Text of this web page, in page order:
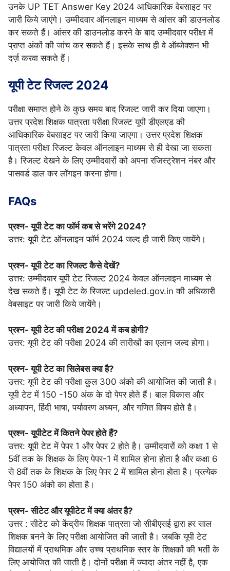
उनके UP TET Answer Key 2024 आधिकारिक वेबसाइट पर
जारी किये जाएंगे। उम्मीदवार ऑनलाइन माध्यम से आंसर की डाउनलोड
कर सकते हैं। आंसर की डाउनलोड करने के बाद उम्मीदवार परीक्षा में
प्राप्त अंकों की जांच कर सकते हैं। इसके साथ ही वे ऑब्जेक्शन भी
दर्ज़ करवा सकते हैं।
यूपी टेट रिजल्ट 2024
परीक्षा समाप्त होने के कुछ समय बाद रिजल्ट जारी कर दिया जाएगा।
उत्तर प्रदेश शिक्षक पात्रता परीक्षा रिजल्ट यूपी डीएलएड की
आधिकारिक वेबसाइट पर जारी किया जाएगा। उत्तर प्रदेश शिक्षक
पात्रता परीक्षा रिजल्ट केवल ऑनलाइन माध्यम से ही देखा जा सकता
है। रिजल्ट देखने के लिए उम्मीदवारों को अपना रजिस्ट्रेशन नंबर और
पासवर्ड डाल कर लॉगइन करना होगा।
FAQs
प्रश्न- यूपी टेट का फॉर्म कब से भरेंगे 2024?
उत्तर: यूपी टेट ऑनलाइन फॉर्म 2024 जल्द ही जारी किए जायेंगे।
प्रश्न- यूपी टेट का रिजल्ट कैसे देखें?
उत्तर: उम्मीदवार यूपी टेट रिजल्ट 2024 केवल ऑनलाइन माध्यम से
देख सकते हैं। यूपी टेट के रिजल्ट updeled.gov.in की अधिकारी
वेबसाइट पर जारी किये जायेंगे।
प्रश्न- यूपी टेट की परीक्षा 2024 में कब होगी?
उत्तर: यूपी टेट की परीक्षा 2024 की तारीखों का एलान जल्द होगा।
प्रश्न- यूपी टेट का सिलेबस क्या है?
उत्तर: यूपी टेट की परीक्षा कुल 300 अंको की आयोजित की जाती है।
यूपी टेट में 150 -150 अंक के दो पेपर होते हैं। बाल विकास और
अध्यापन, हिंदी भाषा, पर्यावरण अध्यन, और गणित विषय होते है।
प्रश्न- यूपीटेट में कितने पेपर होते हैं?
उत्तर: यूपी टेट में पेपर 1 और पेपर 2 होते है। उम्मीदवारों को कक्षा 1 से
5वीं तक के शिक्षक के लिए पेपर-1 में शामिल होना होता है और कक्षा 6
से 8वीं तक के शिक्षक के लिए पेपर 2 में शामिल होना होता है। प्रत्येक
पेपर 150 अंको का होता है।
प्रश्न- सीटेट और यूपीटेट में क्या अंतर है?
उत्तर : सीटेट को केंद्रीय शिक्षक पात्रता जो सीबीएसई द्वारा हर साल
शिक्षक बनने के लिए परीक्षा आयोजित की जाती है। जबकि यूपी टेट
विद्यालयों में प्राथमिक और उच्च प्राथमिक स्तर के शिक्षकों की भर्ती के
लिए आयोजित की जाती है। दोनों परीक्षा में ज्यादा अंतर नहीं है, एक